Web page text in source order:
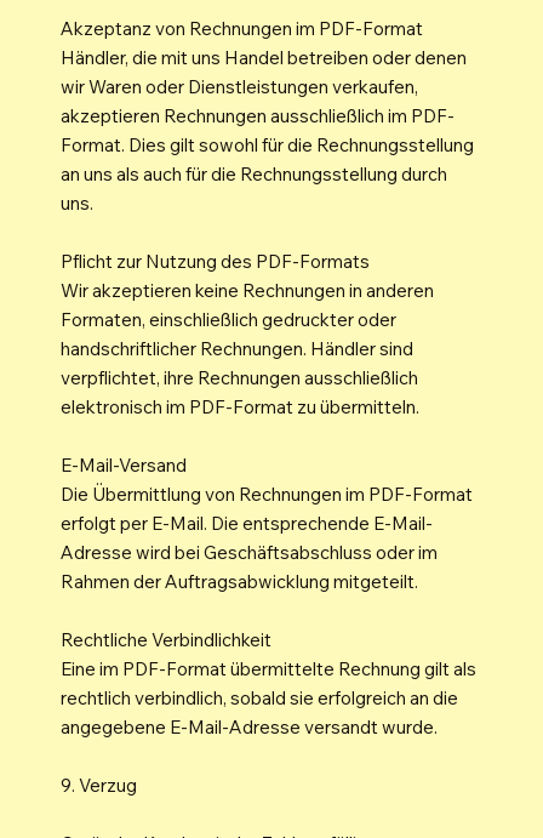
Akzeptanz von Rechnungen im PDF-Format
Händler, die mit uns Handel betreiben oder denen
wir Waren oder Dienstleistungen verkaufen,
akzeptieren Rechnungen ausschließlich im PDF-
Format. Dies gilt sowohl für die Rechnungsstellung
an uns als auch für die Rechnungsstellung durch
uns.
Pflicht zur Nutzung des PDF-Formats
Wir akzeptieren keine Rechnungen in anderen
Formaten, einschließlich gedruckter oder
handschriftlicher Rechnungen. Händler sind
verpflichtet, ihre Rechnungen ausschließlich
elektronisch im PDF-Format zu übermitteln.
E-Mail-Versand
Die Übermittlung von Rechnungen im PDF-Format
erfolgt per E-Mail. Die entsprechende E-Mail-
Adresse wird bei Geschäftsabschluss oder im
Rahmen der Auftragsabwicklung mitgeteilt.
Rechtliche Verbindlichkeit
Eine im PDF-Format übermittelte Rechnung gilt als
rechtlich verbindlich, sobald sie erfolgreich an die
angegebene E-Mail-Adresse versandt wurde.
9. Verzug